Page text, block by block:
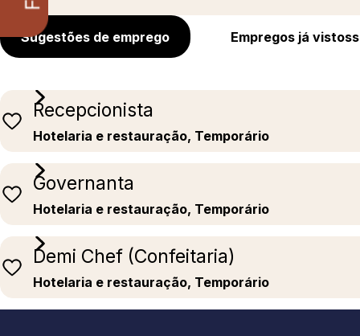
Sugestões de emprego
Recepcionista
Hotelaria e restauração, Temporário
Governanta
Hotelaria e restauração, Temporário
Demi Chef (Confeitaria)
Hotelaria e restauração, Temporário
Empregos já vistoss